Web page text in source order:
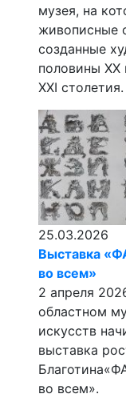
музея, на
живописные
созданные
половины ХХ
XXI столетия.
25.03.2026
Выставка
во всем»
2 апреля
областном
искусств
выставка
во всем».